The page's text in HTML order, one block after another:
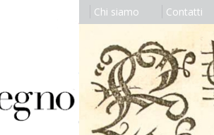
Chi siamo Contatti